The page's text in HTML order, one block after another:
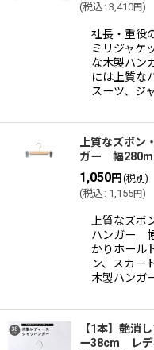
(税込 : 3,410円)
社長・重役
ミリジャケ
な木製ハン
には上質な
スーツ、ジ
上質なズボン
ガー 幅
1,050円 (税別)
(税込 : 1,155円)
上質なズボ
ハンガー
かりホール
ン、スカー
木製ハンガ
【1本】艶消
ー38cm レデ